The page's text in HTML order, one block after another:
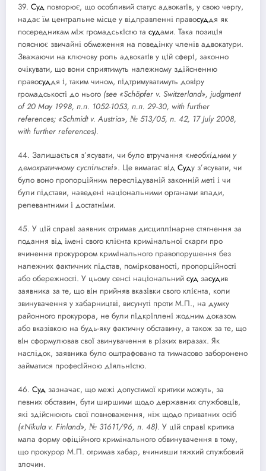
39. Суд повторює, що особливий статус адвокатів, у свою чергу,
надає їм центральне місце у відправленні правосуддя як
посередникам між громадськістю та судами. Така позиція
пояснює звичайні обмеження на поведінку членів адвокатури.
Зважаючи на ключову роль адвокатів у цій сфері, законно
очікувати, що вони сприятимуть належному здійсненню
правосуддя і, таким чином, підтримуватимуть довіру
громадськості до нього (see «Schöpfer v. Switzerland», judgment
of 20 May 1998, п.п. 1052-1053, п.п. 29-30, with further
references; «Schmidt v. Austria», № 513/05, п. 42, 17 July 2008,
with further references).
44. Залишається з’ясувати, чи було втручання «необхідним у
демократичному суспільстві». Це вимагає від Суду з’ясувати, чи
було воно пропорційним переслідуваній законній меті і чи
були підстави, наведені національними органами влади,
релевантними і достатніми.
45. У цій справі заявник отримав дисциплінарне стягнення за
подання від імені свого клієнта кримінальної скарги про
вчинення прокурором кримінального правопорушення без
належних фактичних підстав, поміркованості, пропорційності
або обережності. У цьому сенсі національний суд засудив
заявника за те, що він прийняв вказівки свого клієнта, коли
звинувачення у хабарництві, висунуті проти М.П., на думку
районного прокурора, не були підкріплені жодним доказом
або вказівкою на будь-яку фактичну обставину, а також за те, що
він сформулював свої звинувачення в різких виразах. Як
наслідок, заявника було оштрафовано та тимчасово заборонено
займатися професійною діяльністю.
46. Суд зазначає, що межі допустимої критики можуть, за
певних обставин, бути ширшими щодо державних службовців,
які здійснюють свої повноваження, ніж щодо приватних осіб
(«Nikula v. Finland», № 31611/96, п. 48). У цій справі критика
мала форму офіційного кримінального обвинувачення в тому,
що прокурор М.П. отримав хабар, вчинивши тяжкий службовий
злочин.